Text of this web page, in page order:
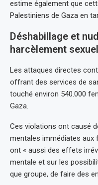
estime également que
Palestiniens de Gaza en
Déshabillage et
harcèlement sexuel
Les attaques directes
offrant des services de
touché environ 540.000
Gaza.
Ces violations ont causé
mentales immédiates aux
ont « aussi des effets
mentale et sur les
que groupe, de faire des